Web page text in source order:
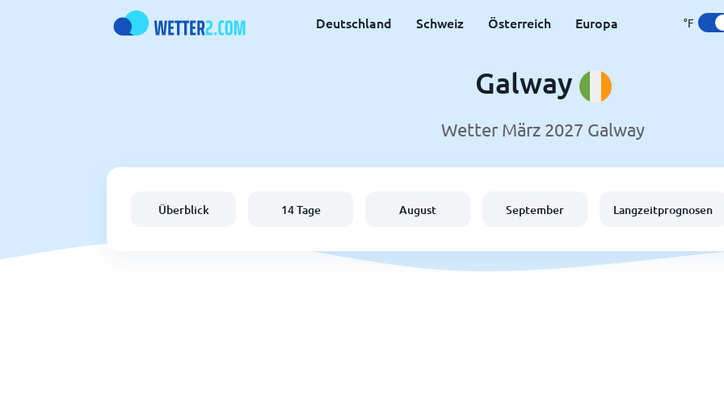
Deutschland Schweiz Österreich Europa °F
Galway
Wetter März 2027 Galway
Überblick 14 Tage August September Langzeitprognosen